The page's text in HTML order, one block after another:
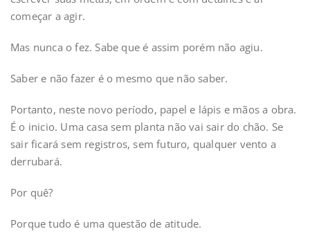
começar a agir.
Mas nunca o fez. Sabe que é assim porém não agiu.
Saber e não fazer é o mesmo que não saber.
Portanto, neste novo período, papel e lápis e mãos a obra.
É o inicio. Uma casa sem planta não vai sair do chão. Se
sair ficará sem registros, sem futuro, qualquer vento a
derrubará.
Por quê?
Porque tudo é uma questão de atitude.